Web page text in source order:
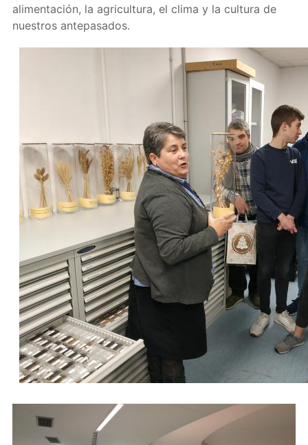
alimentación, la agricultura, el clima y la cultura de
nuestros antepasados.